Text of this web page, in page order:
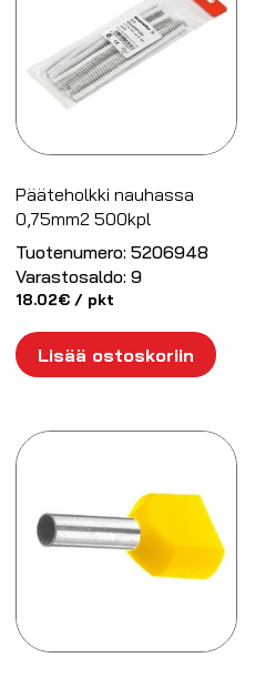
Pääteholkki nauhassa
0,75mm2 500kpl
Tuotenumero: 5206948
Varastosaldo: 9
18.02€ / pkt
Lisää ostoskoriin